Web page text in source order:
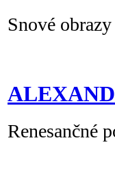
Snové
Renesančné